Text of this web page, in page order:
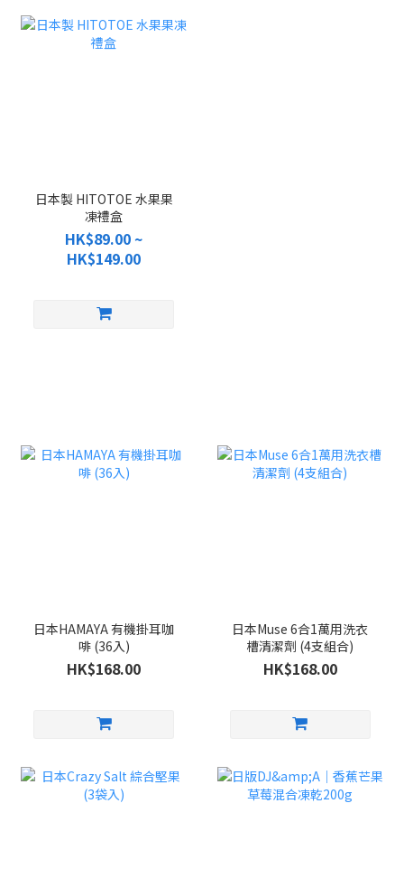
日本製 HITOTOE 水果果
凍禮盒
HK$89.00 ~
HK$149.00
日本HAMAYA 有機掛耳咖
啡 (36入)
HK$168.00
日本Muse 6合1萬用洗衣
槽清潔劑 (4支組合)
HK$168.00